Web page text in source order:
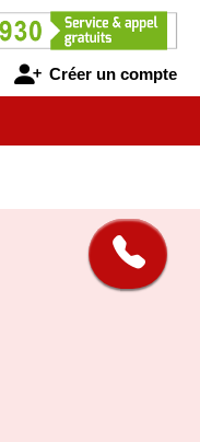
Créer un compte